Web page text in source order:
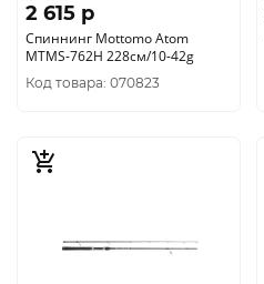
2 615 p
Спиннинг Mottomo Atom
MTMS-762H 228см/10-42g
Код товара: 070823